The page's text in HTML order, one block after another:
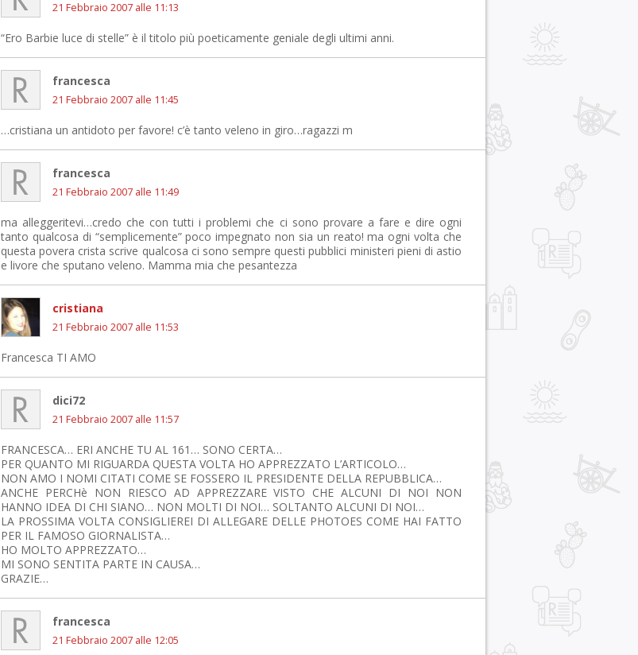
21 Febbraio 2007 alle 11:13
“Ero Barbie luce di stelle” è il titolo più poeticamente geniale degli ultimi anni.
francesca
21 Febbraio 2007 alle 11:45
…cristiana un antidoto per favore! c’è tanto veleno in giro…ragazzi m
francesca
21 Febbraio 2007 alle 11:49
ma alleggeritevi…credo che con tutti i problemi che ci sono provare a fare e dire ogni
tanto qualcosa di “semplicemente” poco impegnato non sia un reato! ma ogni volta che
questa povera crista scrive qualcosa ci sono sempre questi pubblici ministeri pieni di astio
e livore che sputano veleno. Mamma mia che pesantezza
cristiana
21 Febbraio 2007 alle 11:53
Francesca TI AMO
dici72
21 Febbraio 2007 alle 11:57
FRANCESCA… ERI ANCHE TU AL 161… SONO CERTA…
PER QUANTO MI RIGUARDA QUESTA VOLTA HO APPREZZATO L’ARTICOLO…
NON AMO I NOMI CITATI COME SE FOSSERO IL PRESIDENTE DELLA REPUBBLICA…
ANCHE PERCHè NON RIESCO AD APPREZZARE VISTO CHE ALCUNI DI NOI NON
HANNO IDEA DI CHI SIANO… NON MOLTI DI NOI… SOLTANTO ALCUNI DI NOI…
LA PROSSIMA VOLTA CONSIGLIEREI DI ALLEGARE DELLE PHOTOES COME HAI FATTO
PER IL FAMOSO GIORNALISTA…
HO MOLTO APPREZZATO…
MI SONO SENTITA PARTE IN CAUSA…
GRAZIE…
francesca
21 Febbraio 2007 alle 12:05